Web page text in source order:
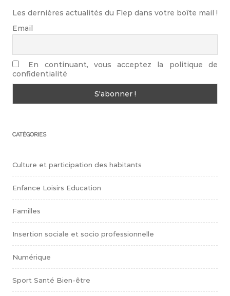
Les dernières actualités du Flep dans votre boîte mail !
Email
En continuant, vous acceptez la politique de
confidentialité
CATÉGORIES
Culture et participation des habitants
Enfance Loisirs Education
Familles
Insertion sociale et socio professionnelle
Numérique
Sport Santé Bien-être